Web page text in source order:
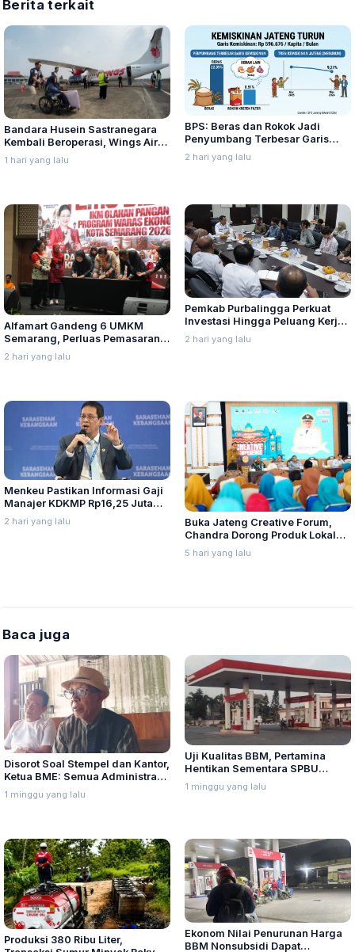
Berita terkait
Bandara Husein Sastranegara
Kembali Beroperasi, Wings Air
Buka Rute Penerbangan
Bandung-Palembang
1 hari yang lalu
BPS: Beras dan Rokok Jadi
Penyumbang Terbesar Garis
Kemiskinan di Jateng
2 hari yang lalu
Alfamart Gandeng 6 UMKM
Semarang, Perluas Pemasaran
Produk Lokal
2 hari yang lalu
Pemkab Purbalingga Perkuat
Investasi Hingga Peluang Kerja
di Jepang
2 hari yang lalu
Menkeu Pastikan Informasi Gaji
Manajer KDKMP Rp16,25 Juta
Tidak Benar
2 hari yang lalu
Buka Jateng Creative Forum,
Chandra Dorong Produk Lokal
Pati Naik Kelas
5 hari yang lalu
Baca juga
Disorot Soal Stempel dan Kantor,
Ketua BME: Semua Administrasi
Sah dan Lengkap
1 minggu yang lalu
Uji Kualitas BBM, Pertamina
Hentikan Sementara SPBU
Kalirejo Kudus
1 minggu yang lalu
Produksi 380 Ribu Liter,
Ekonom Nilai Penurunan Harga
BBM Nonsubsidi Dapat